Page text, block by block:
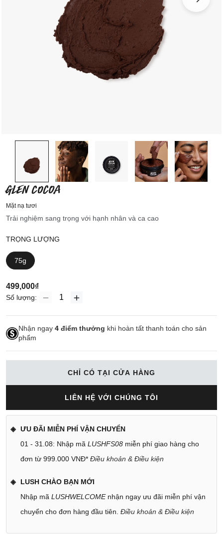
GLEN COCOA
Mặt nạ tươi
Trải nghiệm sang trọng với hạnh nhân và ca cao
TRỌNG LƯỢNG
75g
499,000₫
Số lượng:
Nhận ngay 4 điểm thưởng khi hoàn tất thanh toán cho sản
phẩm
CHỈ CÓ TẠI CỬA HÀNG
LIÊN HỆ VỚI CHÚNG TÔI
ƯU ĐÃI MIỄN PHÍ VẬN CHUYỂN
01 - 31.08: Nhập mã LUSHFS08 miễn phí giao hàng cho
đơn từ 999.000 VNĐ* Điều khoản & Điều kiện
LUSH CHÀO BẠN MỚI
Nhập mã LUSHWELCOMEnhận ngay ưu đãi miễn phí vận
chuyển cho đơn hàng đầu tiên. Điều khoản & Điều kiện